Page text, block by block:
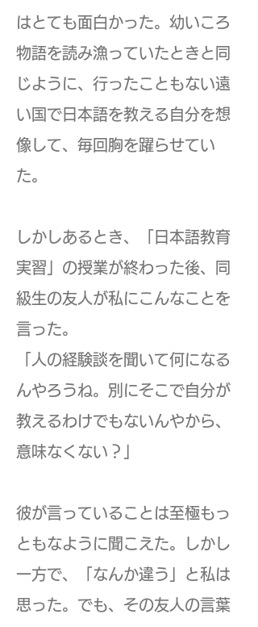
はとても面白かった。幼いころ
物語を読み漁っていたときと同
じように、行ったこともない遠
い国で日本語を教える自分を想
像して、毎回胸を躍らせてい
た。
しかしあるとき、「日本語教育
実習」の授業が終わった後、同
級生の友人が私にこんなことを
言った。
「人の経験談を聞いて何になる
んやろうね。別にそこで自分が
教えるわけでもないんやから、
意味なくない？」
彼が言っていることは至極もっ
ともなように聞こえた。しかし
一方で、「なんか違う」と私は
思った。でも、その友人の言葉